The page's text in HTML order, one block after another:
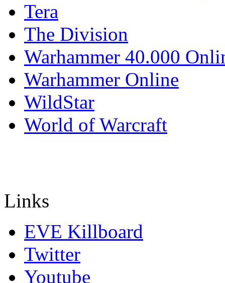
Tera
The Division
Warhammer 40.000
Warhammer Online
WildStar
World of Warcraft
Links
EVE Killboard
Twitter
Youtube